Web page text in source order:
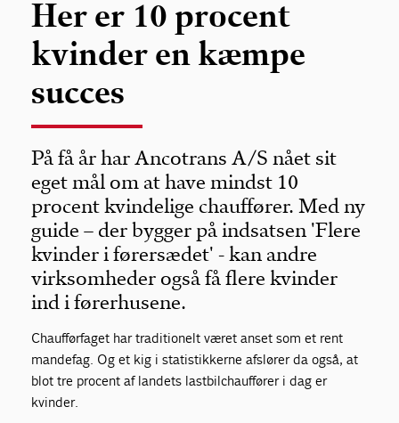
Her er 10 procent
kvinder en kæmpe
succes
På få år har Ancotrans A/S nået sit
eget mål om at have mindst 10
procent kvindelige chauffører. Med ny
guide – der bygger på indsatsen 'Flere
kvinder i førersædet' - kan andre
virksomheder også få flere kvinder
ind i førerhusene.
Chaufførfaget har traditionelt været anset som et rent
mandefag. Og et kig i statistikkerne afslører da også, at
blot tre procent af landets lastbilchauffører i dag er
kvinder.